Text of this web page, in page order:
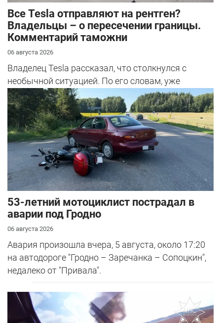
Все Tesla отправляют на рентген?
Владельцы – о пересечении границы.
Комментарий таможни
06 августа 2026
Владелец Tesla рассказал, что столкнулся с
необычной ситуацией. По его словам, уже
несколько раз при въезде в страну при...
53-летний мотоциклист пострадал в
аварии под Гродно
06 августа 2026
Авария произошла вчера, 5 августа, около 17:20
на автодороге "Гродно – Заречанка – Сопоцкин",
недалеко от "Привала".